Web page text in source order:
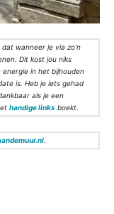
wanneer je via zo’n
Dit kost jou niks
energie in het bijhouden
is. Heb je iets gehad
als je een
handige links boekt.